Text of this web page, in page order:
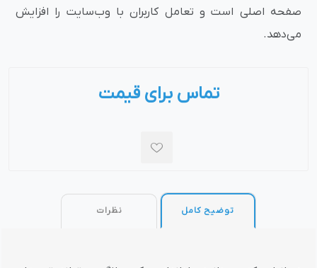
صفحه اصلی است و تعامل کاربران با وب‌سایت را افزایش
می‌دهد.
تماس برای قیمت
توضیح کامل نظرات